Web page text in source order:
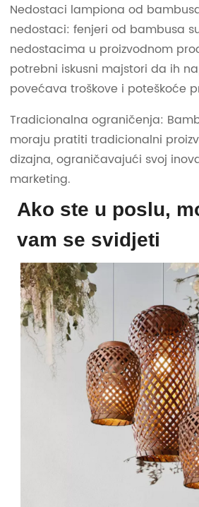
Nedostaci lampiona od
nedostaci: fenjeri od bambusa
nedostacima u proizvodnom
potrebni iskusni majstori da ih
povećava troškove i poteškoće
Tradicionalna ograničenja:
moraju pratiti tradicionalni
dizajna, ograničavajući svoj
marketing.
Ako ste u poslu,
vam se svidjeti